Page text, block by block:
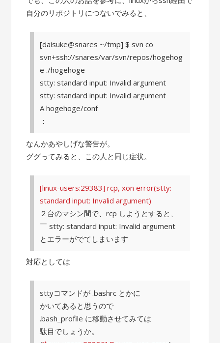
自分のリポジトリにつないでみると、
[daisuke@snares ~/tmp] $ svn co
svn+ssh://snares/var/svn/repos/hogehog
e ./hogehoge
stty: standard input: Invalid argument
stty: standard input: Invalid argument
A hogehoge/conf
：
なんかあやしげな警告が。
ググってみると、この人と同じ症状。
[linux-users:29383] rcp, xon error(stty:
standard input: Invalid argument)
２台のマシン間で、rcp しようとすると、
￣ stty: standard input: Invalid argument
とエラーがでてしまいます
対応としては
sttyコマンドが .bashrc とかに
かいてあると思うので
.bash_profile に移動させてみては
駄目でしょうか。